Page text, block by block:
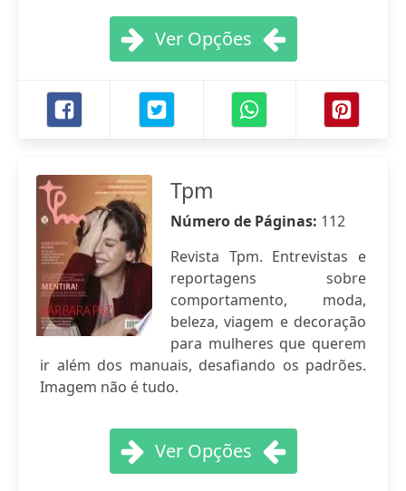
Ver Opções
Tpm
Número de Páginas: 112
Revista Tpm. Entrevistas e
reportagens sobre
comportamento, moda,
beleza, viagem e decoração
para mulheres que querem
ir além dos manuais, desafiando os padrões.
Imagem não é tudo.
Ver Opções